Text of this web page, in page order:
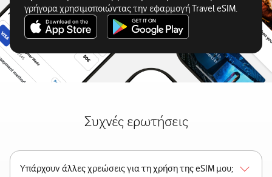
γρήγορα χρησιμοποιώντας την εφαρμογή Travel eSIM.
Συχνές ερωτήσεις
Υπάρχουν άλλες χρεώσεις για τη χρήση της eSIM μου;